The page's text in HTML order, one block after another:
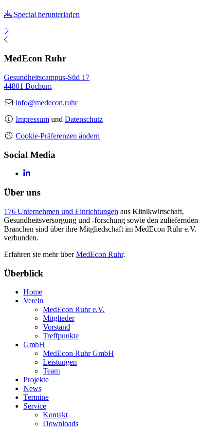
Special herunterladen
MedEcon Ruhr
Gesundheitscampus-Süd 17
44801 Bochum
info@medecon.ruhr
Impressum und Datenschutz
Cookie-Präferenzen ändern
Social Media
Über uns
176 Unternehmen und Einrichtungen aus Klinikwirtschaft,
Gesundheitsversorgung und -forschung sowie den zuliefernden
Branchen sind über ihre Mitgliedschaft im MedEcon Ruhr e.V.
verbunden.
Erfahren sie mehr überMedEcon Ruhr.
Überblick
Home
Verein
MedEcon Ruhr e.V.
Mitglieder
Vorstand
Treffpunkte
GmbH
MedEcon Ruhr GmbH
Leistungen
Team
Projekte
News
Termine
Service
Kontakt
Downloads